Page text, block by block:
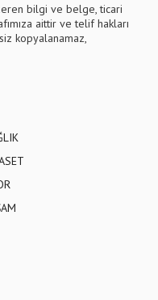
bilgi ve belge, ticari
aittir ve telif hakları
kopyalanamaz,